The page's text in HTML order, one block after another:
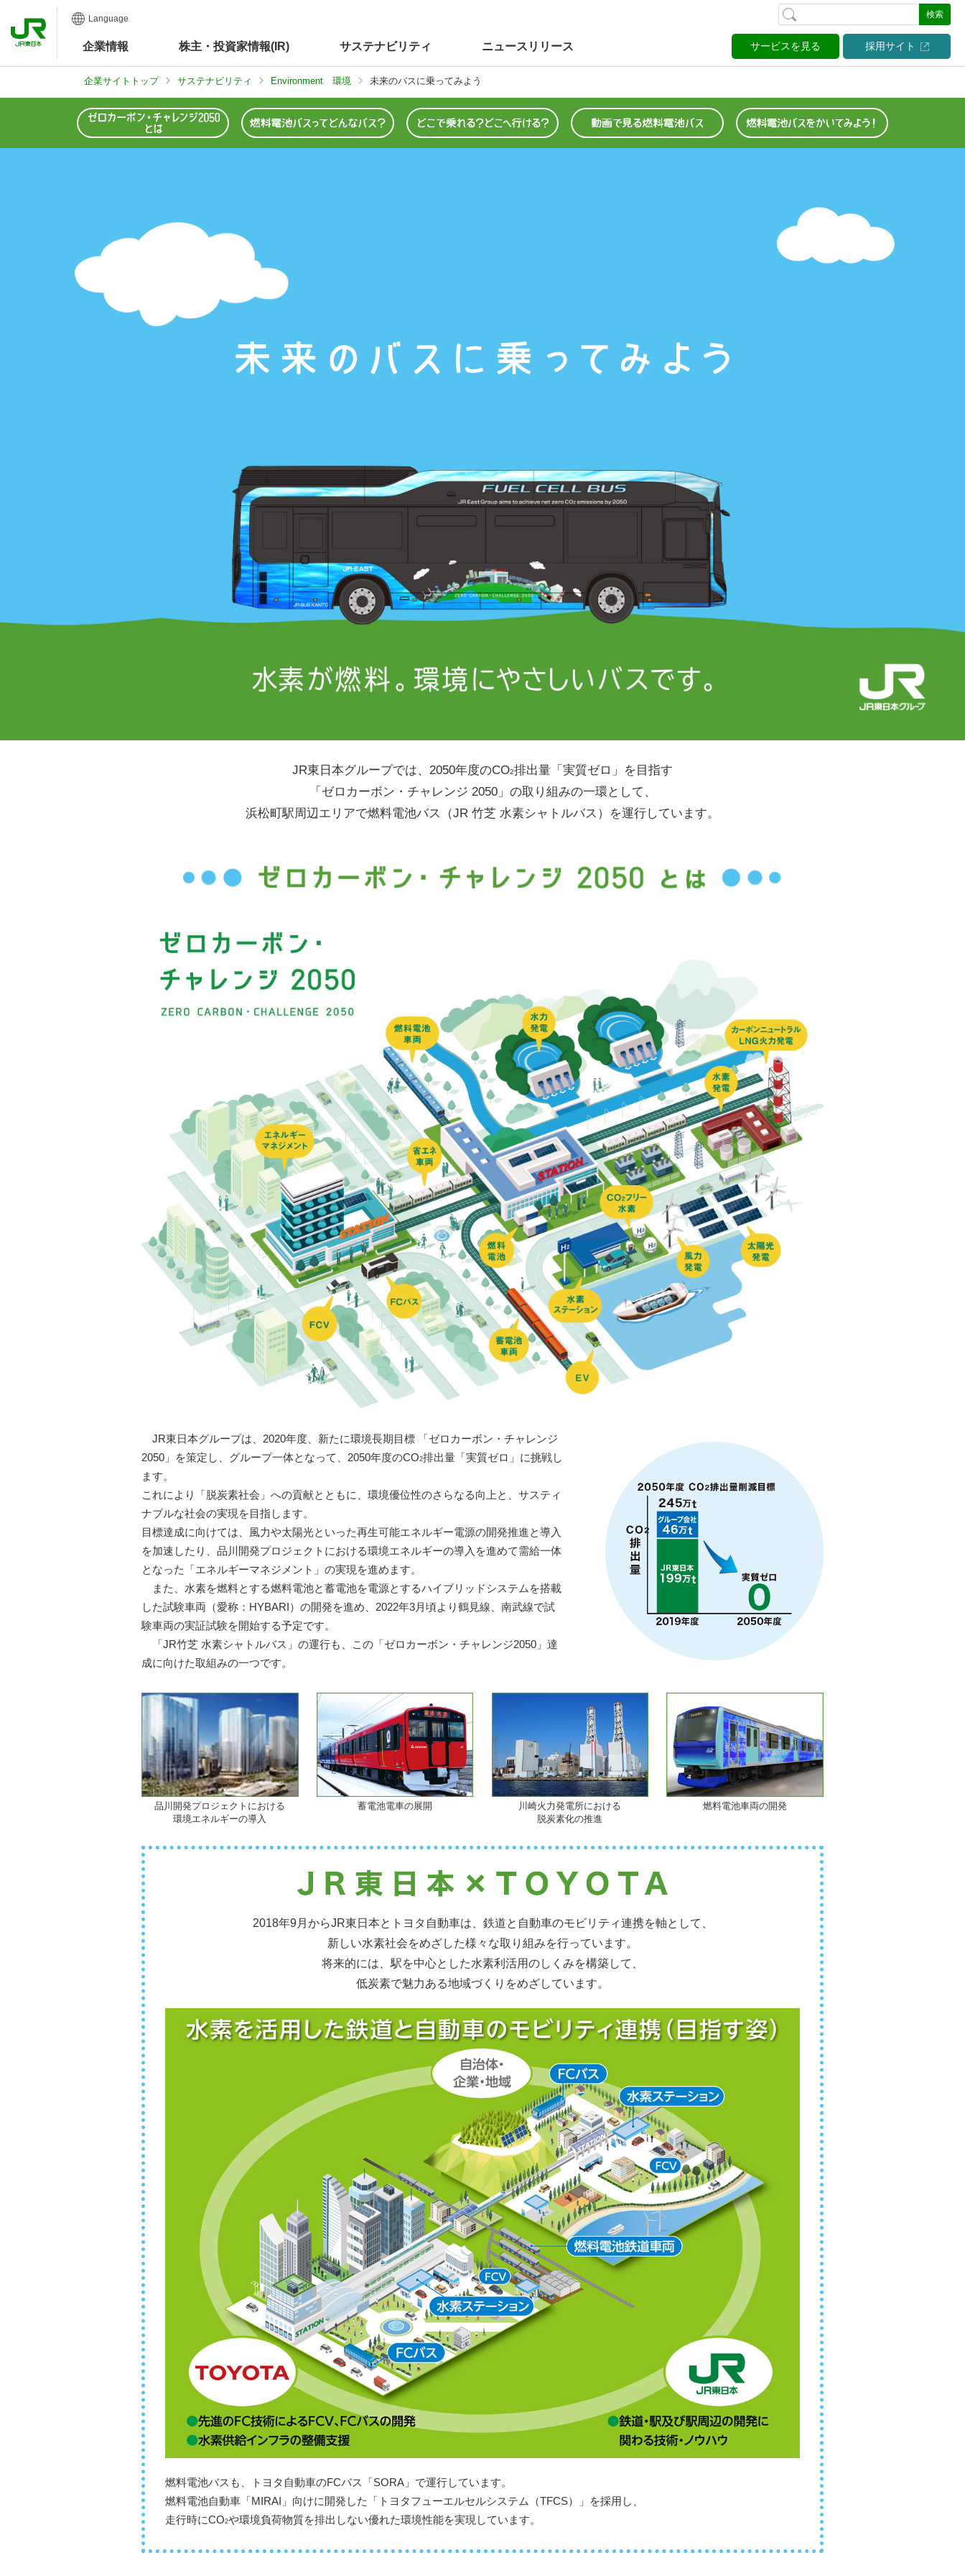
Language
企業情報 株主・投資家情報(IR) サステナビリティ ニュース リリース
検索
サービスを見る 採用サイト
企業サイトトップ サステナビリティ Environment 環境 未来のバスに乗ってみよう
JR東日本グループでは、2050年度のCO2排出量「実質ゼロ」を目指す
「ゼロカーボン・チャレンジ 2050」の取り組みの一環として、
浜松町駅周辺エリアで燃料電池バス（JR 竹芝 水素シャトルバス）を運行しています。
JR東日本グループは、2020年度、新たに環境長期目標 「ゼロカーボン・チャレンジ
2050」を策定し、グループ一体となって、2050年度のCO2排出量「実質ゼロ」に挑戦し
ます。
これにより「脱炭素社会」への貢献とともに、環境優位性のさらなる向上と、サスティ
ナブルな社会の実現を目指します。
目標達成に向けては、風力や太陽光といった再生可能エネルギー電源の開発推進と導入
を加速したり、品川開発プロジェクトにおける環境エネルギーの導入を進めて需給一体
となった「エネルギーマネジメント」の実現を進めます。
また、水素を燃料とする燃料電池と蓄電池を電源とするハイブリッドシステムを搭載
した試験車両（愛称：HYBARI）の開発を進め、2022年3月頃より鶴見線、南武線で試
験車両の実証試験を開始する予定です。
「JR竹芝 水素シャトルバス」の運行も、この「ゼロカーボン・チャレンジ2050」達
成に向けた取組みの一つです。
品川開発プロジェクトにおける
環境エネルギーの導入
蓄電池電車の展開
川崎火力発電所における
脱炭素化の推進
燃料電池車両の開発
2018年9月からJR東日本とトヨタ自動車は、鉄道と自動車のモビリティ連携を軸として、
新しい水素社会をめざした様々な取り組みを行っています。
将来的には、駅を中心とした水素利活用のしくみを構築して、
低炭素で魅力ある地域づくりをめざしています。
燃料電池バスも、トヨタ自動車のFCバス「SORA」で運行しています。
燃料電池自動車「MIRAI」向けに開発した「トヨタフューエルセルシステム（TFCS）」を採用し、
走行時にCO2や環境負荷物質を排出しない優れた環境性能を実現しています。